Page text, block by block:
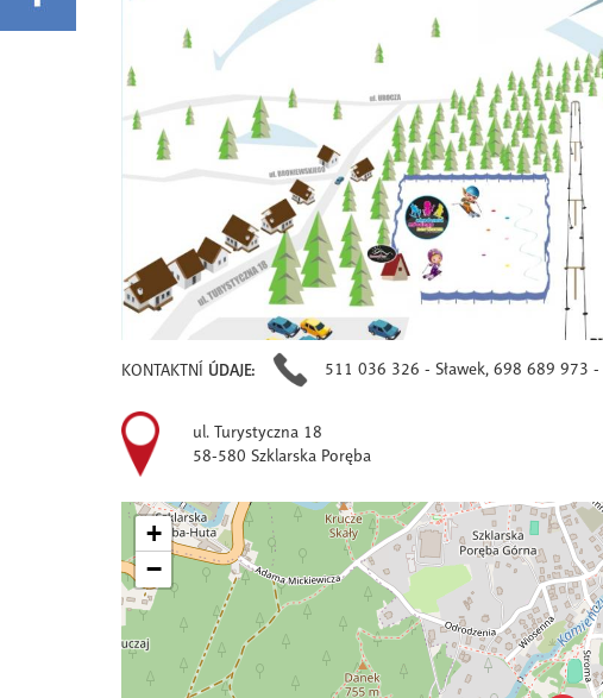
KONTAKTNÍ ÚDAJE: 511 036 326 - Sławek, 698 689 973 -
ul. Turystyczna 18
58-580 Szklarska Poręba
+
−